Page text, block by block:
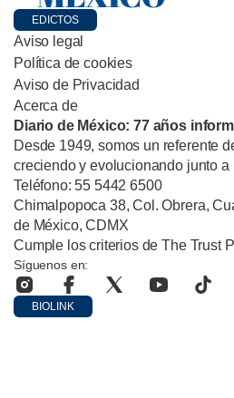
EDICTOS
Aviso legal
Política de cookies
Aviso de Privacidad
Acerca de
Diario de México: 77 años
Desde 1949, somos un referente
creciendo y evolucionando junto a
Teléfono: 55 5442 6500
Chimalpopoca 38, Col. Obrera,
de México, CDMX
Cumple los criterios de The Trust
Síguenos en:
BIOLINK